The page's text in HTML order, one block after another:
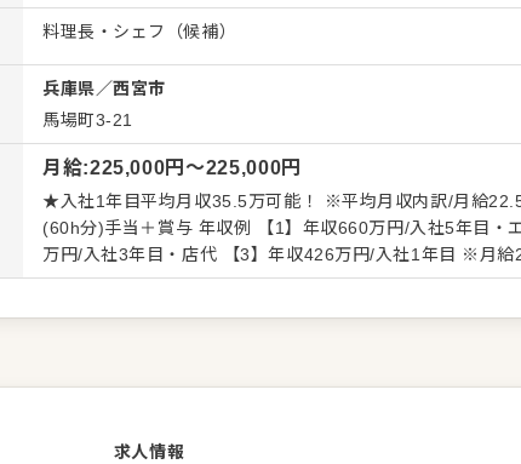
九州とエリアをひろげ、9つのブランドで約340店舗を展開しています。 今回
で店長候補を募集しています！ 【店長・マネージャー（候補）の仕事内容】 店長は、店舗の運
営を管理する責任者です。接客をはじめとする店舗業務は
メントといった重要な役割を担います。メインとなるのは
画なども含め、売上に繋げていくことです。 全体のオペレ
で、あなたならではのアイデアを積極的に発信してください。 【具体的には…】 ・ホール
ッチンの全体管理 ・予約管理、電話対応 ・接客、サービス
ッフの育成やマネジメント、シフト管理 など 入社後はスキルに合わせた業務からお任せしま
すので、徐々に仕事の幅を広げていきましょう。成長をしっ
わらず安心してスタートできる環境です。 ゆくゆくはさら
料理長・シェフ（候補）
兵庫県／西宮市
馬場町3-21
月給:225,000円〜225,000円
★入社1年目平均月収35.5万可能！ ※平均月収内訳/月給
(60h分)手当＋賞与 年収例 【1】年収660万円/入社5年目・エリアマネージャー 【2】年収510
万円/入社3年目・店代 【3】年収426万円/入社1年目 ※月給
手当 ※飲食業界の経験者の場合、前職年収を考慮 【試用期間】 3ヵ月（期間中の待遇の変動な
求人情報